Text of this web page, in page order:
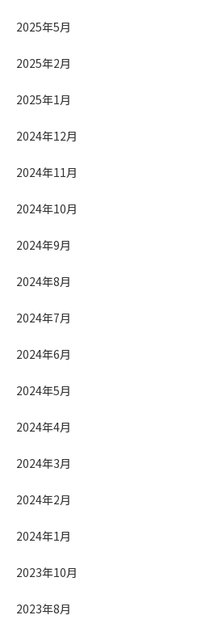
2025年5月
2025年2月
2025年1月
2024年12月
2024年11月
2024年10月
2024年9月
2024年8月
2024年7月
2024年6月
2024年5月
2024年4月
2024年3月
2024年2月
2024年1月
2023年10月
2023年8月